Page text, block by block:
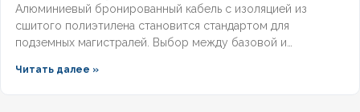
Алюминиевый бронированный кабель с изоляцией из
сшитого полиэтилена становится стандартом для
подземных магистралей. Выбор между базовой и
вод и требований к надёжности. Разберём конструктивные
Читать далее »